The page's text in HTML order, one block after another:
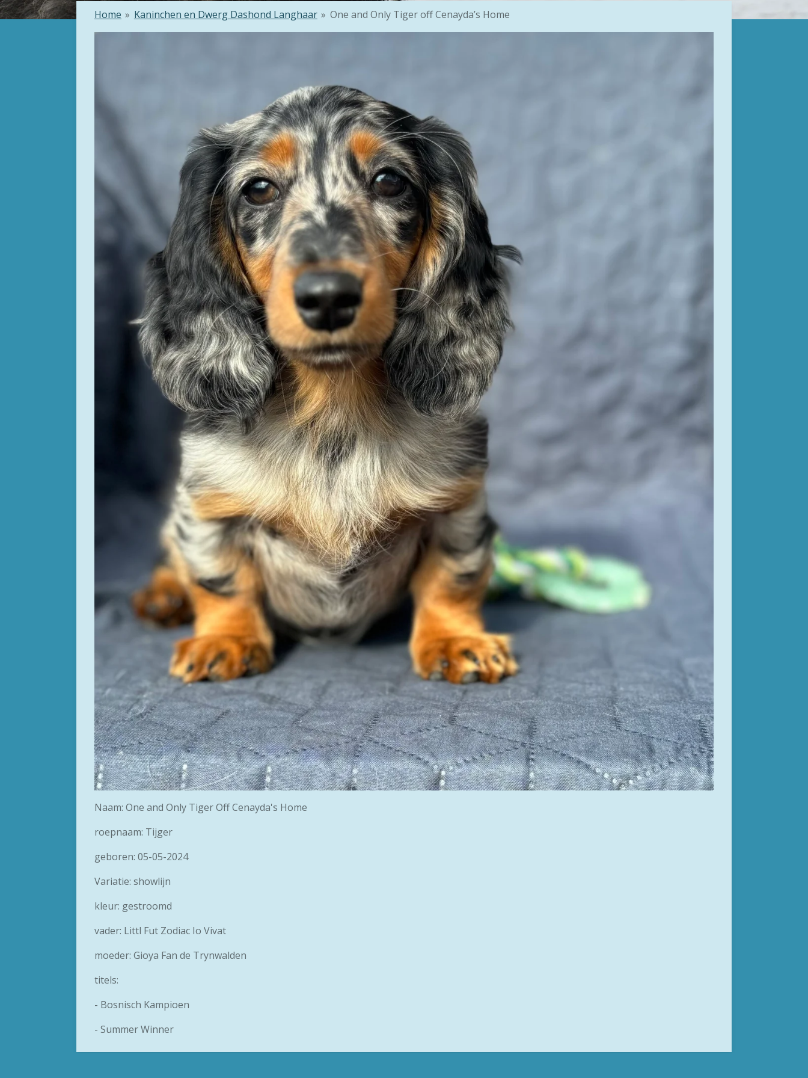
Home » Kaninchen en Dwerg Dashond Langhaar » One and Only Tiger off Cenayda’s Home
Naam: One and Only Tiger Off Cenayda's Home
roepnaam: Tijger
geboren: 05-05-2024
Variatie: showlijn
kleur: gestroomd
vader: Littl Fut Zodiac Io Vivat
moeder: Gioya Fan de Trynwalden
titels:
- Bosnisch Kampioen
- Summer Winner